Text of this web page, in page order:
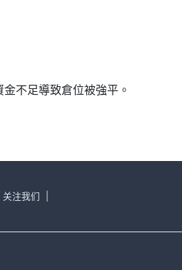
不足導致倉位被強平。
关注我们